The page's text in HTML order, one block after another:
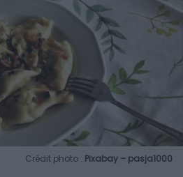
Crédit photo : Pixabay – pasja1000